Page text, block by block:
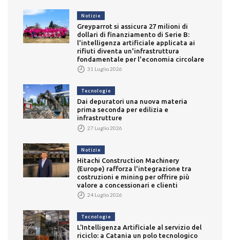
Notizie
Greyparrot si assicura 27 milioni di
dollari di finanziamento di Serie B:
l'intelligenza artificiale applicata ai
rifiuti diventa un'infrastruttura
fondamentale per l'economia circolare
31 Luglio 2026
Tecnologie
Dai depuratori una nuova materia
prima seconda per edilizia e
infrastrutture
27 Luglio 2026
Notizie
Hitachi Construction Machinery
(Europe) rafforza l'integrazione tra
costruzioni e mining per offrire più
valore a concessionari e clienti
24 Luglio 2026
Tecnologie
L’Intelligenza Artificiale al servizio del
riciclo: a Catania un polo tecnologico